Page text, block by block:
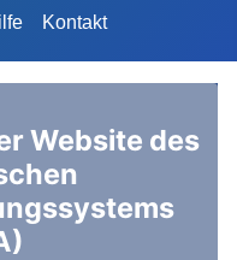
Kontakt
Website des